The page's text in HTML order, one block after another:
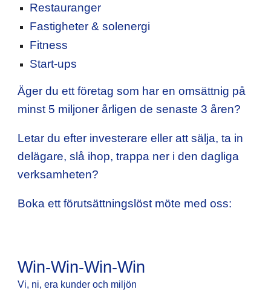
Restauranger
Fastigheter & solenergi
Fitness
Start-ups
Äger du ett företag som har en omsättnig på
minst 5 miljoner årligen de senaste 3 åren?
Letar du efter investerare eller att sälja, ta in
delägare, slå ihop, trappa ner i den dagliga
verksamheten?
Boka ett förutsättningslöst möte med oss:
Win-Win-Win-Win
Vi, ni, era kunder och miljön